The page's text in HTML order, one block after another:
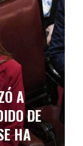
A
DE
HA